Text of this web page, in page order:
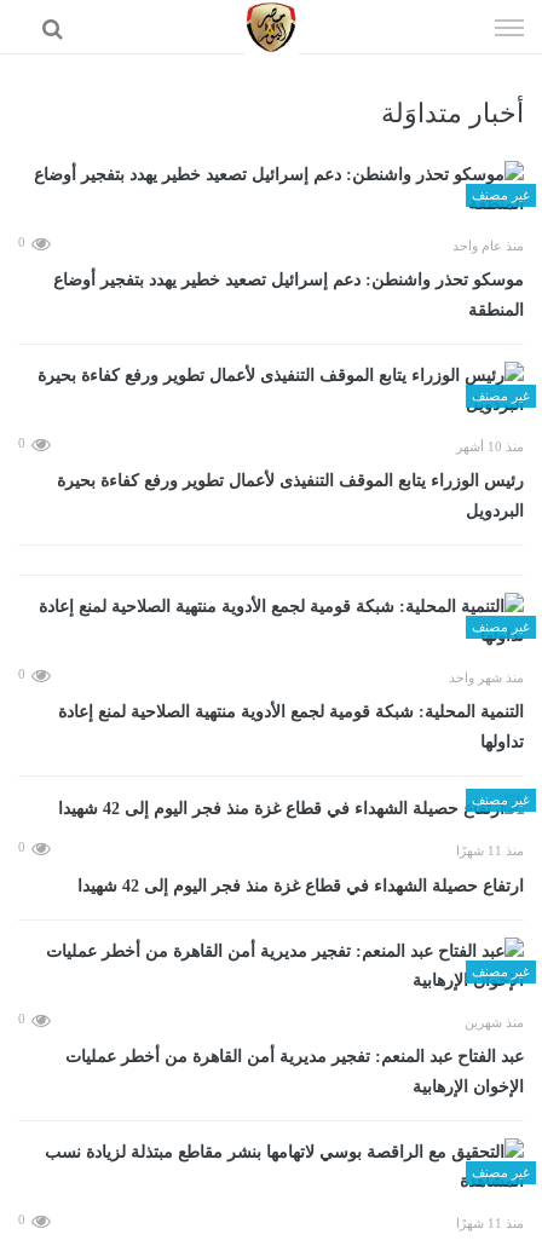
الى
أخبار متداوَلة
غير مصنف
منذ عام واحد 0
موسكو تحذر واشنطن: دعم إسرائيل تصعيد خطير يهدد بتفجير أوضاع
المنطقة
غير مصنف
منذ 10 أشهر 0
رئيس الوزراء يتابع الموقف التنفيذى لأعمال تطوير ورفع كفاءة بحيرة
البردويل
غير مصنف
منذ شهر واحد 0
التنمية المحلية: شبكة قومية لجمع الأدوية منتهية الصلاحية لمنع إعادة
تداولها
غير مصنف
منذ 11 شهرًا 0
ارتفاع حصيلة الشهداء في قطاع غزة منذ فجر اليوم إلى 42 شهيدا
غير مصنف
منذ شهرين 0
عبد الفتاح عبد المنعم: تفجير مديرية أمن القاهرة من أخطر عمليات
الإخوان الإرهابية
غير مصنف
منذ 11 شهرًا 0